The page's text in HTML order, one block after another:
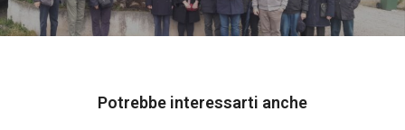
Potrebbe interessarti anche